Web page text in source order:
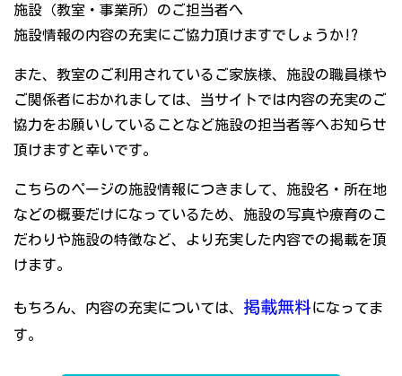
施設（教室・事業所）のご担当者へ
施設情報の内容の充実にご協力頂けますでしょうか!?
また、教室のご利用されているご家族様、施設の職員様や
ご関係者におかれましては、当サイトでは内容の充実のご
協力をお願いしていることなど施設の担当者等へお知らせ
頂けますと幸いです。
こちらのページの施設情報につきまして、施設名・所在地
などの概要だけになっているため、施設の写真や療育のこ
だわりや施設の特徴など、より充実した内容での掲載を頂
けます。
もちろん、内容の充実については、 掲載無料になってま
す。